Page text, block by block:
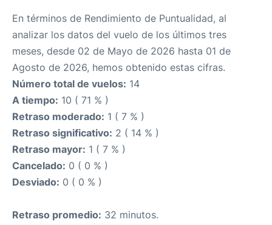
En términos de Rendimiento de Puntualidad, al
analizar los datos del vuelo de los últimos tres
meses, desde 02 de Mayo de 2026 hasta 01 de
Agosto de 2026, hemos obtenido estas cifras.
Número total de vuelos: 14
A tiempo: 10 ( 71 % )
Retraso moderado: 1 ( 7 % )
Retraso significativo: 2 ( 14 % )
Retraso mayor: 1 ( 7 % )
Cancelado: 0 ( 0 % )
Desviado: 0 ( 0 % )
Retraso promedio: 32 minutos.